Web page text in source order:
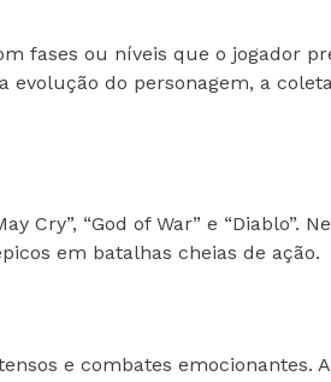
fases ou níveis que o jogador
do personagem, a
“God of War” e “Diablo”.
em batalhas cheias de ação.
e combates emocionantes.